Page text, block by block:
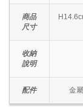
商品
尺寸
收納
說明
配件 金